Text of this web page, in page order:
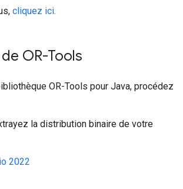
cliquez ici.
OR-Tools
OR-Tools pour Java, procédez
la distribution binaire de votre
2022